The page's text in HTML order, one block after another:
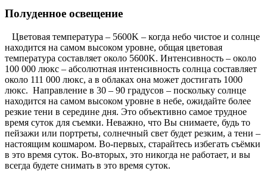
Полуденное освещение
Цветовая температура – 5600K – когда небо чистое и солнце
находится на самом высоком уровне, общая цветовая
температура составляет около 5600K. Интенсивность – около
100 000 люкс – абсолютная интенсивность солнца составляет
около 111 000 люкс, а в облаках она может достигать 1000
люкс. Направление в 30 – 90 градусов – поскольку солнце
находится на самом высоком уровне в небе, ожидайте более
резкие тени в середине дня. Это объективно самое трудное
время суток для съемки. Неважно, что Вы снимаете, будь то
пейзажи или портреты, солнечный свет будет резким, а тени –
настоящим кошмаром. Во-первых, старайтесь избегать съёмки
в это время суток. Во-вторых, это никогда не работает, и вы
всегда будете снимать в это время суток.